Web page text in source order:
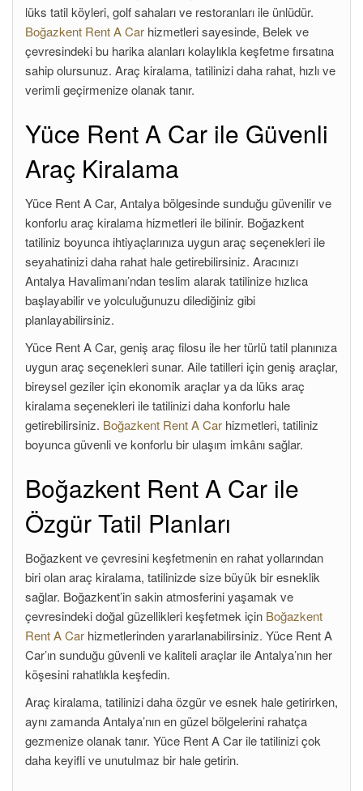
lüks tatil köyleri, golf sahaları ve restoranları ile ünlüdür.
Boğazkent Rent A Car hizmetleri sayesinde, Belek ve
çevresindeki bu harika alanları kolaylıkla keşfetme fırsatına
sahip olursunuz. Araç kiralama, tatilinizi daha rahat, hızlı ve
verimli geçirmenize olanak tanır.
Yüce Rent A Car ile Güvenli
Araç Kiralama
Yüce Rent A Car, Antalya bölgesinde sunduğu güvenilir ve
konforlu araç kiralama hizmetleri ile bilinir. Boğazkent
tatiliniz boyunca ihtiyaçlarınıza uygun araç seçenekleri ile
seyahatinizi daha rahat hale getirebilirsiniz. Aracınızı
Antalya Havalimanı’ndan teslim alarak tatilinize hızlıca
başlayabilir ve yolculuğunuzu dilediğiniz gibi
planlayabilirsiniz.
Yüce Rent A Car, geniş araç filosu ile her türlü tatil planınıza
uygun araç seçenekleri sunar. Aile tatilleri için geniş araçlar,
bireysel geziler için ekonomik araçlar ya da lüks araç
kiralama seçenekleri ile tatilinizi daha konforlu hale
getirebilirsiniz. Boğazkent Rent A Car hizmetleri, tatiliniz
boyunca güvenli ve konforlu bir ulaşım imkânı sağlar.
Boğazkent Rent A Car ile
Özgür Tatil Planları
Boğazkent ve çevresini keşfetmenin en rahat yollarından
biri olan araç kiralama, tatilinizde size büyük bir esneklik
sağlar. Boğazkent’in sakin atmosferini yaşamak ve
çevresindeki doğal güzellikleri keşfetmek için Boğazkent
Rent A Car hizmetlerinden yararlanabilirsiniz. Yüce Rent A
Car’ın sunduğu güvenli ve kaliteli araçlar ile Antalya’nın her
köşesini rahatlıkla keşfedin.
Araç kiralama, tatilinizi daha özgür ve esnek hale getirirken,
aynı zamanda Antalya’nın en güzel bölgelerini rahatça
gezmenize olanak tanır. Yüce Rent A Car ile tatilinizi çok
daha keyifli ve unutulmaz bir hale getirin.